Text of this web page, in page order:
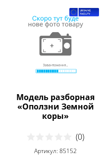
Модель разборная
«Оползни Земной
коры»
(0)
Артикул: 85152